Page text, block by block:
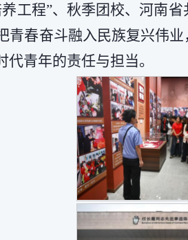
工程”、秋季团校、河南
春奋斗融入民族复兴伟
青年的责任与担当。